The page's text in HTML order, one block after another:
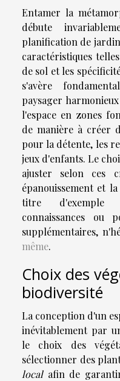
Entamer la
débute
planification de
caractéristiques
de sol et les
s'avère
paysager
l'espace en zones
de manière à créer
pour la détente, les
jeux d'enfants. Le
ajuster selon ces
épanouissement et
titre d'exemple
connaissances ou
supplémentaires,
même.
Choix des
biodiversité
La conception d'un
inévitablement par
le choix des
sélectionner des
localafin de